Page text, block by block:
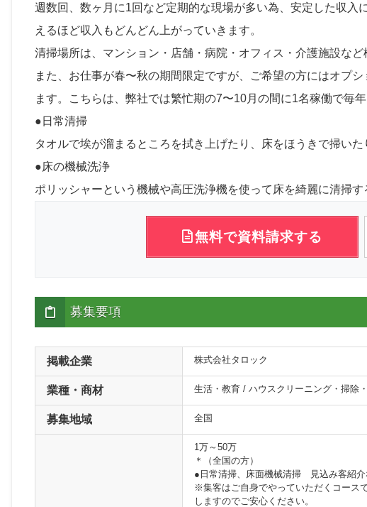
週数回、数ヶ月に1回など定期的な現場が多い為、安定した収
えるほど収入もどんどん上がっていきます。
清掃場所は、マンション・店舗・病院・オフィス・介護施設など
また、お仕事が春〜秋の期間限定ですが、ご希望の方にはオプ
ます。こちらは、弊社では繁忙期の7〜10月の間に1名稼働で毎
●日常清掃
タオルで埃が溜まるところを拭き上げたり、床をほうきで掃い
●床の機械洗浄
ポリッシャーという機械や高圧洗浄機を使って床を綺麗に清掃
無料で資料請求する
募集要項
掲載企業 株式会社タロック
業種・商材 生活・教育 / ハウスクリーニング・掃除
募集地域 全国
1万～50万
＊（全国の方）
●日常清掃、床面機械清掃 見込み客紹介
※集客はご自身でやっていただくコース
しますのでご安心ください。